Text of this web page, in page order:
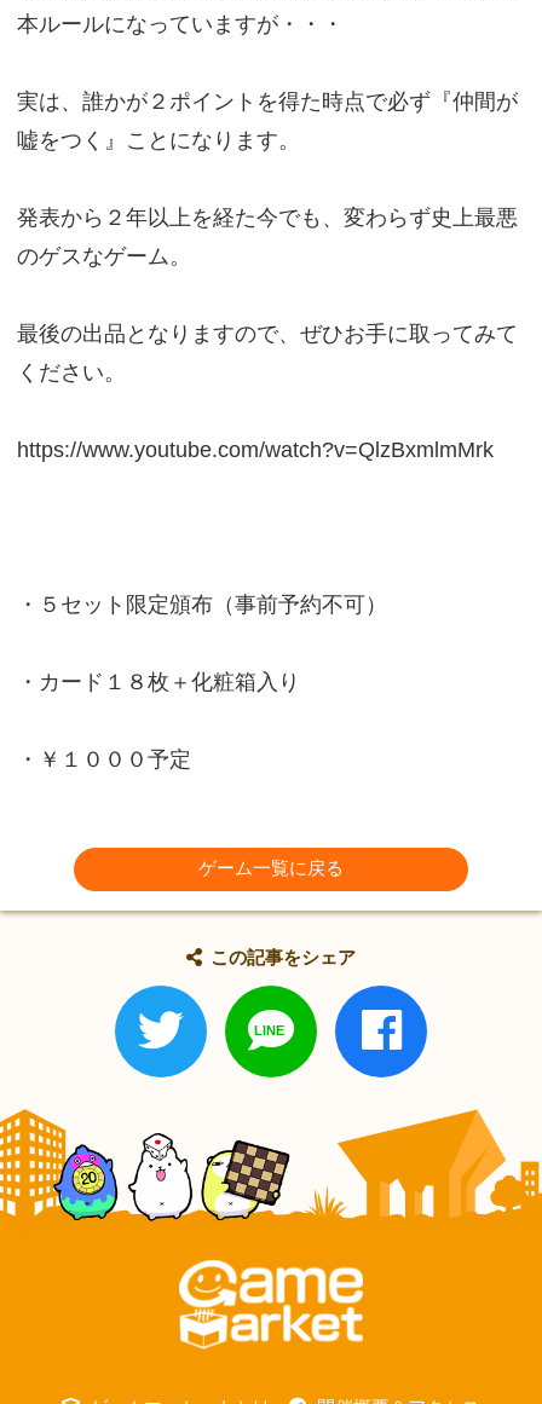
本ルールになっていますが・・・
実は、誰かが２ポイントを得た時点で必ず『仲間が
嘘をつく』ことになります。
発表から２年以上を経た今でも、変わらず史上最悪
のゲスなゲーム。
最後の出品となりますので、ぜひお手に取ってみて
ください。
https://www.youtube.com/watch?v=QlzBxmlmMrk
・５セット限定頒布（事前予約不可）
・カード１８枚＋化粧箱入り
・￥１０００予定
ゲーム一覧に戻る
この記事をシェア